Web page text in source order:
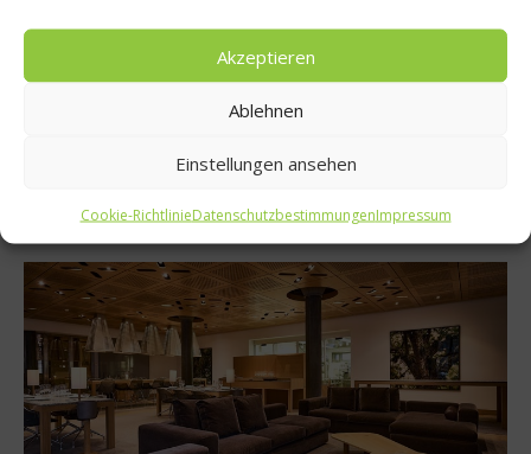
Akzeptieren
Ablehnen
Einstellungen ansehen
Cookie-RichtlinieDatenschutzbestimmungenImpressum
Ihr Team scheint ungewöhnlich konstant aufgestellt
zu sein – gerade für einen Saisonbetrieb.
Darauf bin ich sehr stolz. Viele bleiben mehrere Jahre.
Das ist extrem wichtig, um sich weiterzuentwickeln.
wieder bei null an.